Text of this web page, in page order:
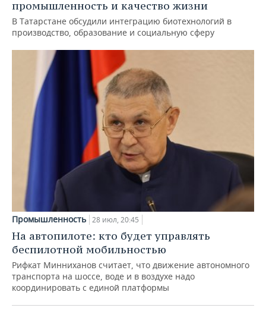
промышленность и качество жизни
В Татарстане обсудили интеграцию биотехнологий в
производство, образование и социальную сферу
Промышленность 28 июл, 20:45
На автопилоте: кто будет управлять
беспилотной мобильностью
Рифкат Минниханов считает, что движение автономного
транспорта на шоссе, воде и в воздухе надо
координировать с единой платформы